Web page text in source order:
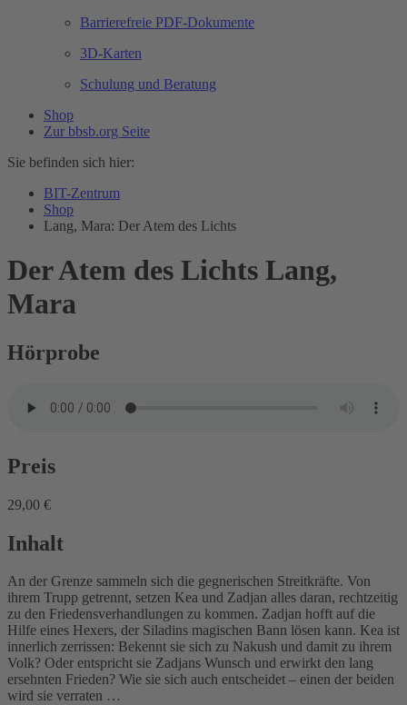
Barrierefreie PDF-Dokumente
3D-Karten
Schulung und Beratung
Shop
Zur bbsb.org Seite
Sie befinden sich hier:
BIT-Zentrum
Shop
Lang, Mara: Der Atem des Lichts
Der Atem des Lichts Lang,
Mara
Hörprobe
Preis
29,00 €
Inhalt
An der Grenze sammeln sich die gegnerischen Streitkräfte. Von
ihrem Trupp getrennt, setzen Kea und Zadjan alles daran, rechtzeitig
zu den Friedensverhandlungen zu kommen. Zadjan hofft auf die
Hilfe eines Hexers, der Siladins magischen Bann lösen kann. Kea ist
innerlich zerrissen: Bekennt sie sich zu Nakush und damit zu ihrem
Volk? Oder entspricht sie Zadjans Wunsch und erwirkt den lang
ersehnten Frieden? Wie sie sich auch entscheidet – einen der beiden
wird sie verraten …